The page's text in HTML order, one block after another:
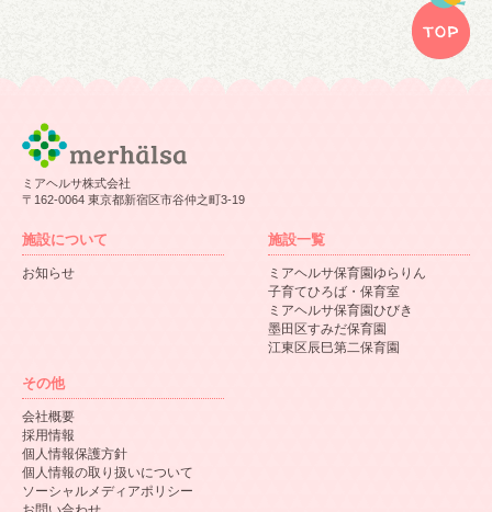
ミアヘルサ株式会社
〒162-0064 東京都新宿区市谷仲之町3-19
施設について
お知らせ
施設一覧
ミアヘルサ保育園ゆらりん
子育てひろば・保育室
ミアヘルサ保育園ひびき
墨田区すみだ保育園
江東区辰巳第二保育園
その他
会社概要
採用情報
個人情報保護方針
個人情報の取り扱いについて
ソーシャルメディアポリシー